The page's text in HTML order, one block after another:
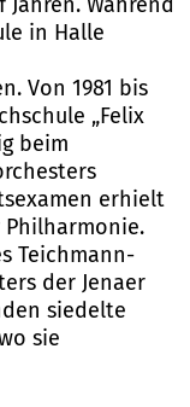
Während
in Halle
Von 1981 bis
„Felix
beim
erhielt
Philharmonie.
Teichmann-
der Jenaer
siedelte
sie